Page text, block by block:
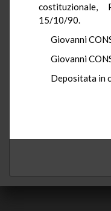
costituzionale,
15/10/90.
Giovanni
Giovanni
Depositata in